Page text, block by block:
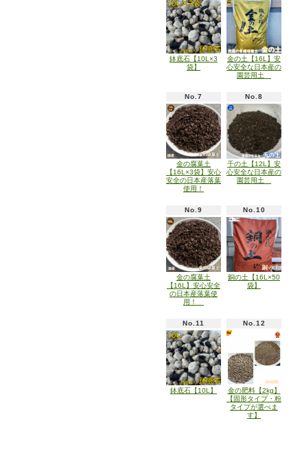
鉢底石【10L×3
袋】
金の土【16L】安
心安全な日本産の
園芸用土
No.7
金の腐葉土
【16L×3袋】安心
安全の日本産落葉
使用！
No.8
千の土【12L】安
心安全な日本産の
園芸用土
No.9
金の腐葉土
【16L】安心安全
の日本産落葉使
用！
No.10
銅の土【16L×50
袋】
No.11
鉢底石【10L】
No.12
金の肥料【2kg】
【固形タイプ・粉
タイプが選べま
す】